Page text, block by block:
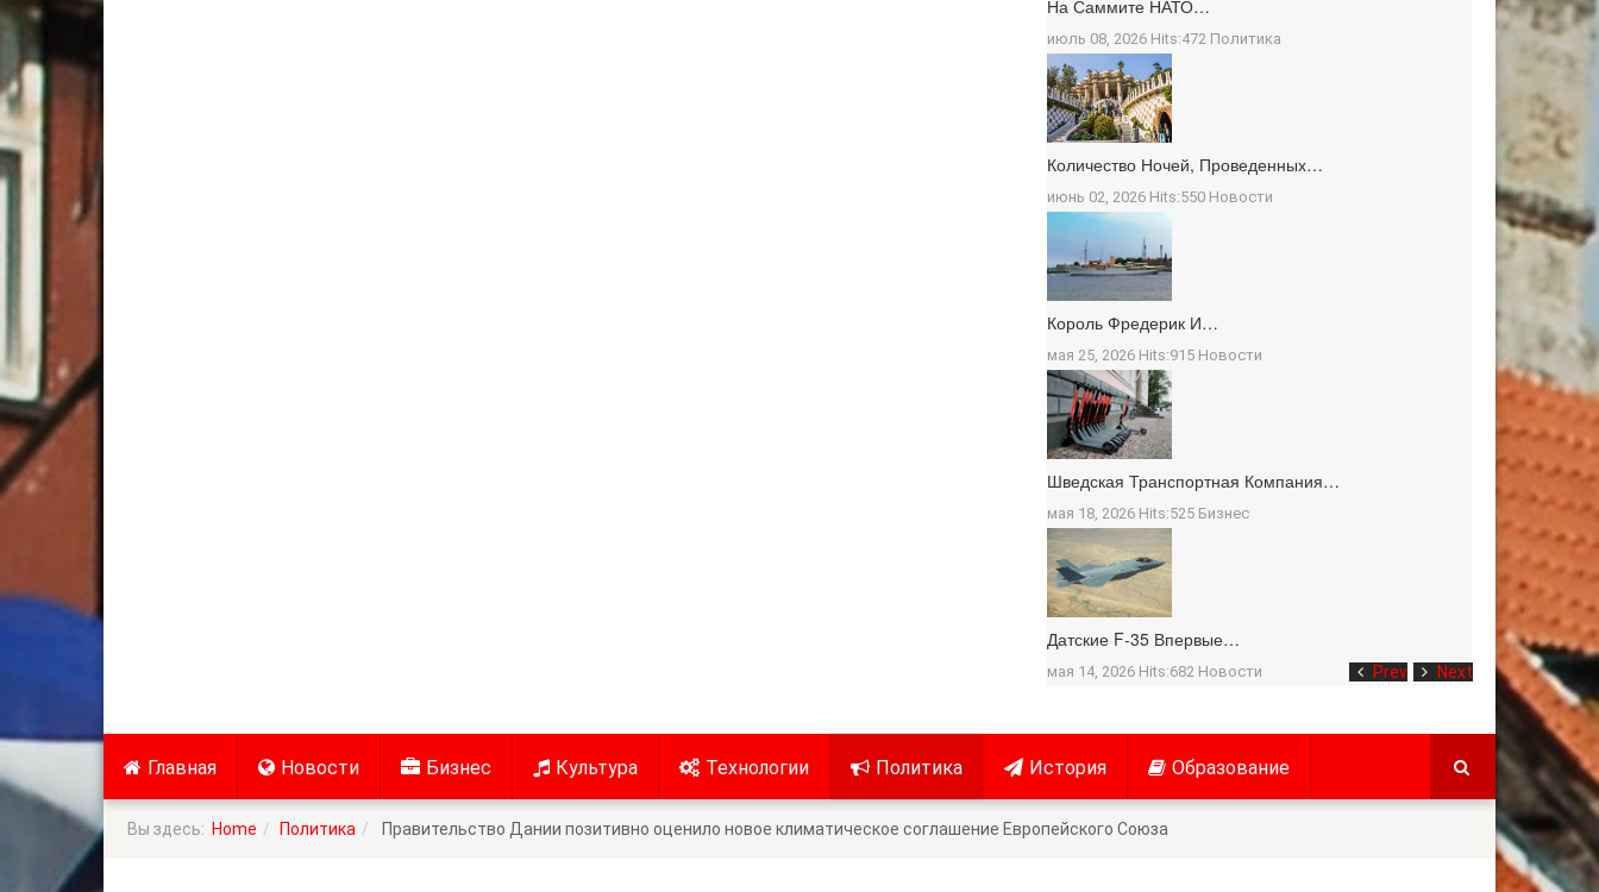
Prev Next
На Саммите НАТО…
июль 08, 2026 Hits:472 Политика
Количество Ночей, Проведенных…
июнь 02, 2026 Hits:550 Новости
Король Фредерик И…
мая 25, 2026 Hits:915 Новости
Шведская Транспортная Компания…
мая 18, 2026 Hits:525 Бизнес
Датские F-35 Впервые…
мая 14, 2026 Hits:682 Новости
Главная Новости Бизнес Культура Технологии Политика История Образование
Вы здесь: Home Политика Правительство Дании позитивно оценило новое климатическое соглашение Европейского Союза